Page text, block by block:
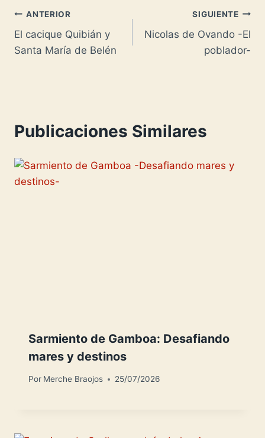
t
p
W
i
s
s
L
i
n
p
a
r
entrada:
Navegación
de
ANTERIOR
El cacique Quibián y
Santa María de Belén
SIGUIENTE
Nicolas de Ovando -El
poblador-
Publicaciones Similares
Sarmiento de Gamboa: Desafiando
mares y destinos
Por Merche Braojos 25/07/2026